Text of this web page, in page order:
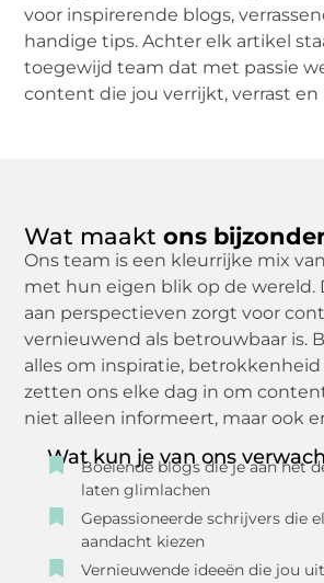
voor inspirerende blogs,
handige tips. Achter elk artikel
toegewijd team dat met passie
content die jou verrijkt, verrast en
Wat maaktons
Ons team is een kleurrijke mix
met hun eigen blik op de wereld.
aan perspectieven zorgt voor
vernieuwend als betrouwbaar is.
alles om inspiratie,
zetten ons elke dag in om
niet alleen informeert, maar ook
Wat kun je van ons
Boeiende blogs die je aan het
laten glimlachen
Gepassioneerde schrijvers die
aandacht kiezen
Vernieuwende ideeën die jou